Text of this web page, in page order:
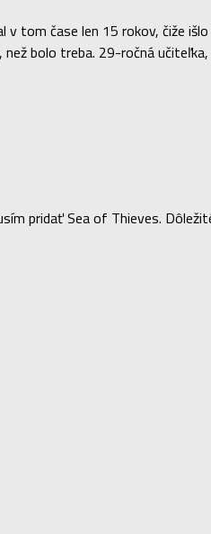
v tom čase len 15 rokov, čiže
bolo treba. 29-ročná
pridať Sea of Thieves.